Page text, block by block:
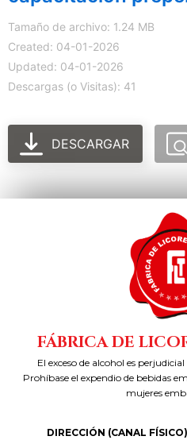
Tamaño de archivo: 1.24 MB
Created: 04-01-2026
Updated: 04-01-2026
Descargas (o Visitas): 41
DESCARGAR
FÁBRICA DE
El exceso de alcohol es
Prohíbase el expendio de bebidas
mujeres
DIRECCIÓN (CANAL FÍSICO)